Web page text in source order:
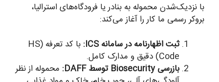
با نزدیک‌شدن محموله به بنادر یا فرودگاه‌های استرالیا،
بروکر رسمی ما کار را آغاز می‌کند:
ثبت اظهارنامه در سامانه ICS:
با کد تعرفه (HS
Code) دقیق و مدارک کامل.
بازرسی Biosecurity توسط DAFF:
محموله از نظر